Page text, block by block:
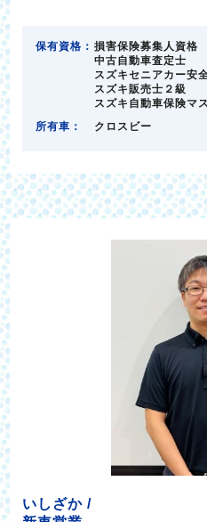
保有資格： 損害保険募集人資格
中古自動車査定士
スズキセニアカー安
スズキ販売士２級
スズキ自動車保険マ
所有車：
クロスビー
いしざか /